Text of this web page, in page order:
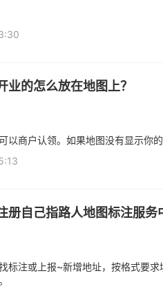
业的怎么放在地图上？
以商户认领。如果地图没有显示你
册自己指路人地图标注服务
标注或上报~新增地址，按格式要